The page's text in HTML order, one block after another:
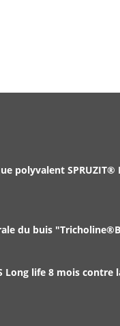
polyvalent SPRUZIT®
du buis
Long life 8 mois contre